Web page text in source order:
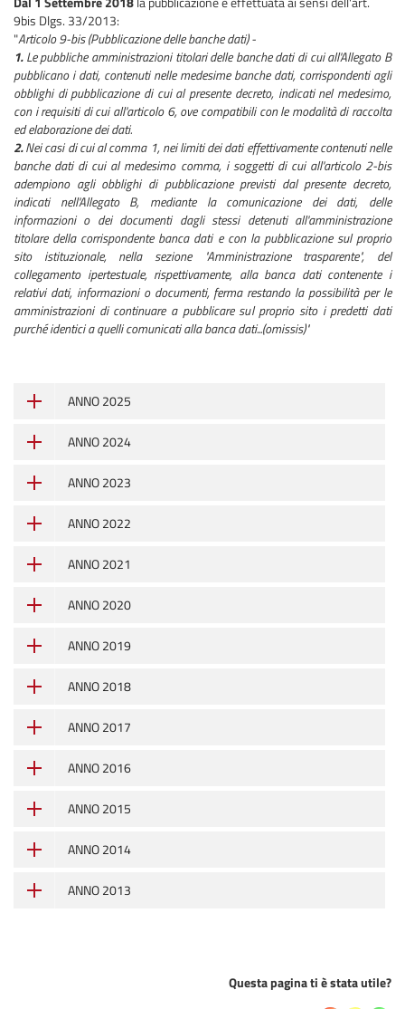
9bis Dlgs. 33/2013:
"Articolo 9-bis (Pubblicazione delle banche dati) -
1.Le pubbliche amministrazioni titolari delle banche dati di cui all'Allegato B
pubblicano i dati, contenuti nelle medesime banche dati, corrispondenti agli
obblighi di pubblicazione di cui al presente decreto, indicati nel medesimo,
con i requisiti di cui all'articolo 6, ove compatibili con le modalità di raccolta
ed elaborazione dei dati.
2.Nei casi di cui al comma 1, nei limiti dei dati effettivamente contenuti nelle
banche dati di cui al medesimo comma, i soggetti di cui all'articolo 2-bis
adempiono agli obblighi di pubblicazione previsti dal presente decreto,
indicati nell'Allegato B, mediante la comunicazione dei dati, delle
informazioni o dei documenti dagli stessi detenuti all'amministrazione
titolare della corrispondente banca dati e con la pubblicazione sul proprio
sito istituzionale, nella sezione "Amministrazione trasparente", del
collegamento ipertestuale, rispettivamente, alla banca dati contenente i
relativi dati, informazioni o documenti, ferma restando la possibilità per le
amministrazioni di continuare a pubblicare sul proprio sito i predetti dati
purché identici a quelli comunicati alla banca dati...(omissis)"
ANNO 2025
ANNO 2024
ANNO 2023
ANNO 2022
ANNO 2021
ANNO 2020
ANNO 2019
ANNO 2018
ANNO 2017
ANNO 2016
ANNO 2015
ANNO 2014
ANNO 2013
Questa pagina ti è stata utile?